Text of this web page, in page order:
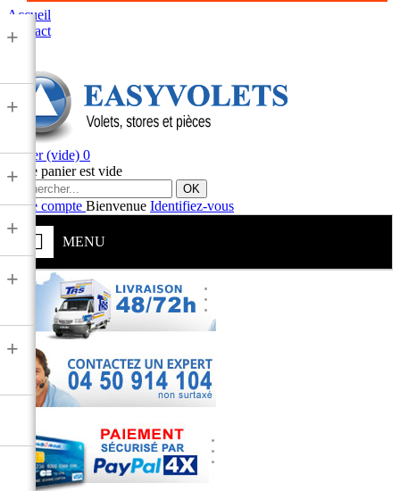
Accueil
Contact
Panier (vide) 0
Votre panier est vide
OK
Votre compte Bienvenue Identifiez-vous
MENU
+
+
+
+
+
+